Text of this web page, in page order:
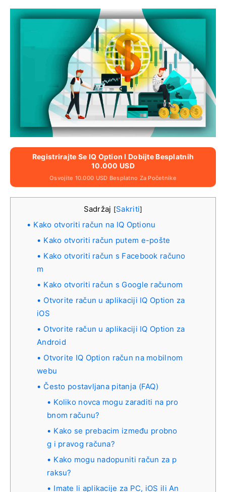
Registrirajte Se IQ Option I Dobijte Besplatnih
10.000 USD
Osvojite 10.000 USD Besplatno Za Početnike
Sadržaj [Sakriti]
Kako otvoriti račun na IQ Optionu
Kako otvoriti račun putem e-pošte
Kako otvoriti račun s Facebook računo
m
Kako otvoriti račun s Google računom
Otvorite račun u aplikaciji IQ Option za
iOS
Otvorite račun u aplikaciji IQ Option za
Android
Otvorite IQ Option račun na mobilnom
webu
Često postavljana pitanja (FAQ)
Koliko novca mogu zaraditi na pro
bnom računu?
Kako se prebacim između probno
g i pravog računa?
Kako mogu nadopuniti račun za p
raksu?
Imate li aplikacije za PC, iOS ili An